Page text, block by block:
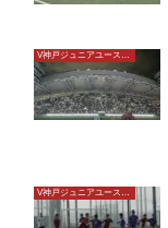
V神戸ジュニアユースU14
V神戸ジュニアユースU14